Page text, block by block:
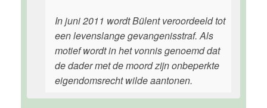
In juni 2011 wordt Bülent veroordeeld tot
een levenslange gevangenisstraf. Als
motief wordt in het vonnis genoemd dat
de dader met de moord zijn onbeperkte
eigendomsrecht wilde aantonen.